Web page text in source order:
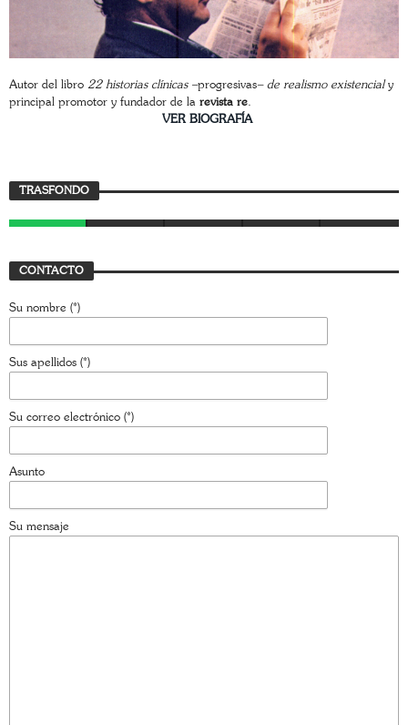
Autor del libro 22 historias clínicas –progresivas– de realismo existencialy
principal promotor y fundador de la revista re.
VER BIOGRAFÍA
TRASFONDO
JAVIER BUSTAMANTE
CONTACTO
Su nombre (*)
Sus apellidos (*)
Su correo electrónico (*)
Asunto
Su mensaje